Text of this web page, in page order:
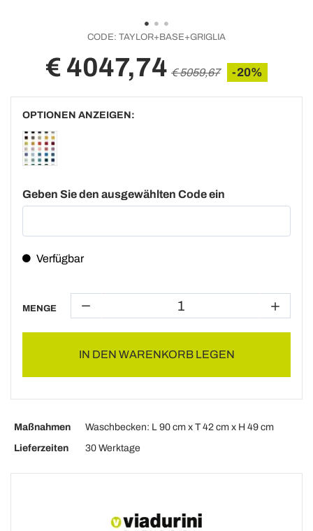
CODE: TAYLOR+BASE+GRIGLIA
€ 4047,74 € 5059,67 -20%
OPTIONEN ANZEIGEN:
Geben Sie den ausgewählten Code ein
Verfügbar
MENGE
IN DEN WARENKORB LEGEN
Maßnahmen
Waschbecken: L 90 cm x T 42 cm x H 49 cm
Lieferzeiten
30 Werktage